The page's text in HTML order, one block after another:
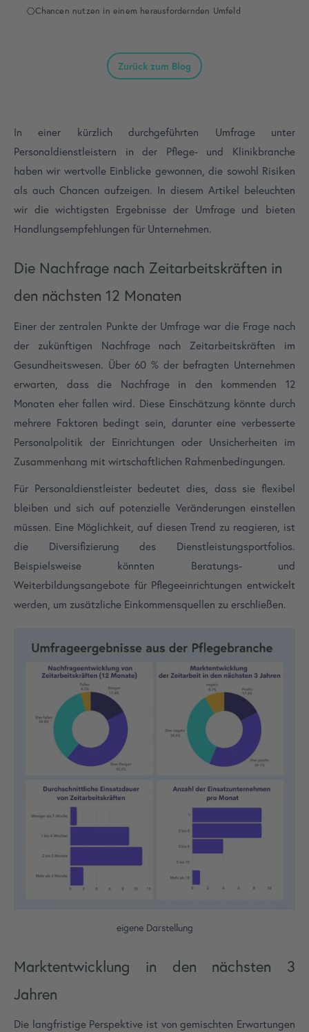
Chancen nutzen in einem herausfordernden Umfeld
Zurück zum Blog
In einer kürzlich durchgeführten Umfrage unter
Personaldienstleistern in der Pflege- und Klinikbranche
haben wir wertvolle Einblicke gewonnen, die sowohl Risiken
als auch Chancen aufzeigen. In diesem Artikel beleuchten
wir die wichtigsten Ergebnisse der Umfrage und bieten
Handlungsempfehlungen für Unternehmen.
Die Nachfrage nach Zeitarbeitskräften in
den nächsten 12 Monaten
Einer der zentralen Punkte der Umfrage war die Frage nach
der zukünftigen Nachfrage nach Zeitarbeitskräften im
Gesundheitswesen. Über 60 % der befragten Unternehmen
erwarten, dass die Nachfrage in den kommenden 12
Monaten eher fallen wird. Diese Einschätzung könnte durch
mehrere Faktoren bedingt sein, darunter eine verbesserte
Personalpolitik der Einrichtungen oder Unsicherheiten im
Zusammenhang mit wirtschaftlichen Rahmenbedingungen.
Für Personaldienstleister bedeutet dies, dass sie flexibel
bleiben und sich auf potenzielle Veränderungen einstellen
müssen. Eine Möglichkeit, auf diesen Trend zu reagieren, ist
die Diversifizierung des Dienstleistungsportfolios.
Beispielsweise könnten Beratungs- und
Weiterbildungsangebote für Pflegeeinrichtungen entwickelt
werden, um zusätzliche Einkommensquellen zu erschließen.
eigene Darstellung
Marktentwicklung in den nächsten 3
Jahren
Die langfristige Perspektive ist von gemischten Erwartungen